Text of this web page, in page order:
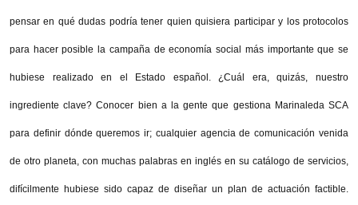
pensar en qué dudas podría tener quien quisiera participar y los protocolos
para hacer posible la campaña de economía social más importante que se
hubiese realizado en el Estado español. ¿Cuál era, quizás, nuestro
ingrediente clave? Conocer bien a la gente que gestiona Marinaleda SCA
para definir dónde queremos ir; cualquier agencia de comunicación venida
de otro planeta, con muchas palabras en inglés en su catálogo de servicios,
difícilmente hubiese sido capaz de diseñar un plan de actuación factible.